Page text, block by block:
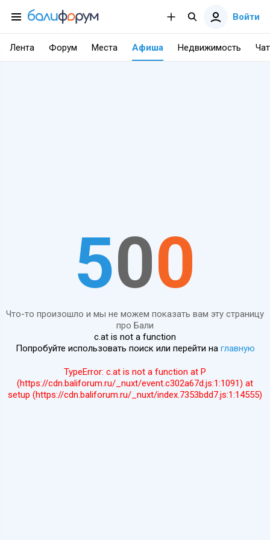
Войти
Лента Форум Места Афиша Недвижимость Чат
500
Что-то произошло и мы не можем показать вам эту страницу
про Бали
c.at is not a function
Попробуйте использовать поиск или перейти на главную
TypeError: c.at is not a function at P
(https://cdn.baliforum.ru/_nuxt/event.c302a67d.js:1:1091) at
setup (https://cdn.baliforum.ru/_nuxt/index.7353bdd7.js:1:14555)